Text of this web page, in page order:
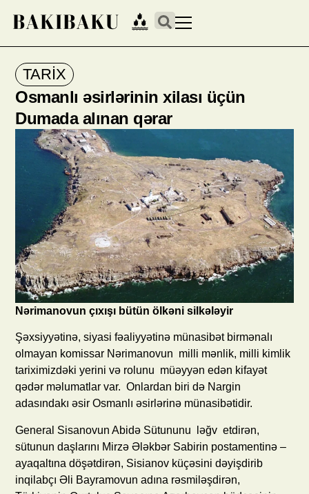
TARİX
Osmanlı əsirlərinin xilası üçün
Dumada alınan qərar
Nərimanovun çıxışı bütün ölkəni silkələyir
Şəxsiyyətinə, siyasi fəaliyyətinə münasibət birmənalı
olmayan komissar Nərimanovun milli mənlik, milli kimlik
tariximizdəki yerini və rolunu müəyyən edən kifayət
qədər məlumatlar var. Onlardan biri də Nargin
adasındakı əsir Osmanlı əsirlərinə münasibətidir.
General Sisanovun Abidə Sütununu ləğv etdirən,
sütunun daşlarını Mirzə Ələkbər Sabirin postamentinə –
ayaqaltına döşətdirən, Sisianov küçəsini dəyişdirib
inqilabçı Əli Bayramovun adına rəsmiləşdirən,